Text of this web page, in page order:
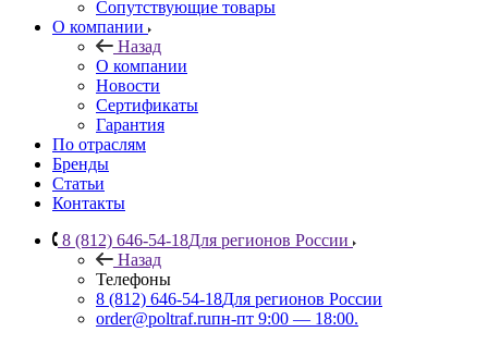
Сопутствующие товары
О компании
Назад
О компании
Новости
Сертификаты
Гарантия
По отраслям
Бренды
Статьи
Контакты
8 (812) 646-54-18Для регионов России
Назад
Телефоны
8 (812) 646-54-18Для регионов России
order@poltraf.ruпн-пт 9:00 — 18:00.